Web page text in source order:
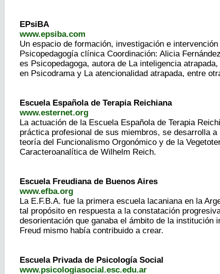
EPsiBA
www.epsiba.com
Un espacio de formación, investigación e intervención
Psicopedagogía clínica Coordinación: Alicia
es Psicopedagoga, autora de La inteligencia
en Psicodrama y La atencionalidad atrapada, entre
Escuela Española de Terapia Reichiana
www.esternet.org
La actuación de la Escuela Española de Terapia
práctica profesional de sus miembros, se desarrolla a
teoría del Funcionalismo Orgonómico y de la
Caracteroanalítica de Wilhelm Reich.
Escuela Freudiana de Buenos Aires
www.efba.org
La E.F.B.A. fue la primera escuela lacaniana en la
tal propósito en respuesta a la constatación
desorientación que ganaba el ámbito de la institución
Freud mismo había contribuido a crear.
Escuela Privada de Psicología Social
www.psicologiasocial.esc.edu.ar